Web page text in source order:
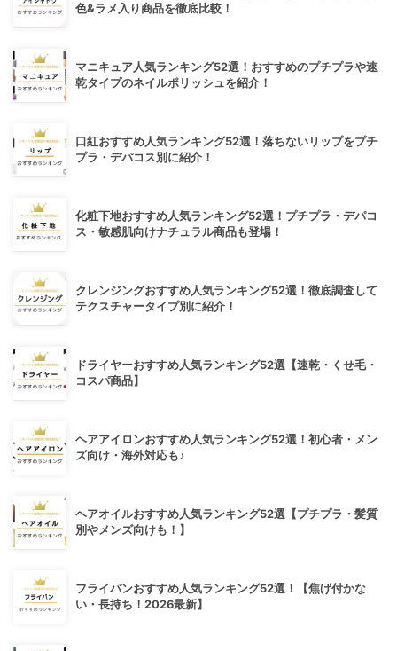
色&ラメ入り商品を徹底比較！
マニキュア人気ランキング52選！おすすめのプチプラや速
乾タイプのネイルポリッシュを紹介！
口紅おすすめ人気ランキング52選！落ちないリップをプチ
プラ・デパコス別に紹介！
化粧下地おすすめ人気ランキング52選！プチプラ・デパコ
ス・敏感肌向けナチュラル商品も登場！
クレンジングおすすめ人気ランキング52選！徹底調査して
テクスチャータイプ別に紹介！
ドライヤーおすすめ人気ランキング52選【速乾・くせ毛・
コスパ商品】
ヘアアイロンおすすめ人気ランキング52選！初心者・メン
ズ向け・海外対応も♪
ヘアオイルおすすめ人気ランキング52選【プチプラ・髪質
別やメンズ向けも！】
フライパンおすすめ人気ランキング52選！【焦げ付かな
い・長持ち！2026最新】